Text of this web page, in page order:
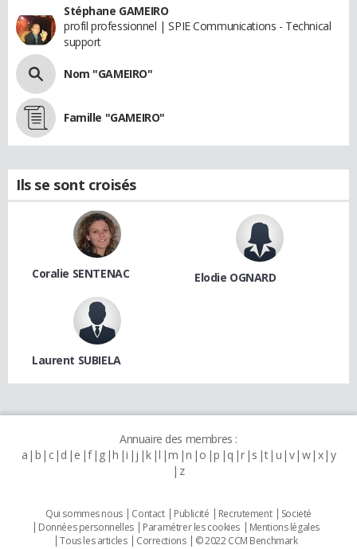
Stéphane GAMEIRO
profil professionnel | SPIE Communications - Technical
support
Nom "GAMEIRO"
Famille "GAMEIRO"
Ils se sont croisés
Coralie SENTENAC Elodie OGNARD
Laurent SUBIELA
Annuaire des membres :
a b c d e f g h i j k l m n o p q r s t u v w x y
z
Qui sommes nous Contact Publicité Recrutement
Societé
Données personnelles
Paramétrer les cookies
Mentions légales
Tous les articles
Corrections © 2022 CCM Benchmark